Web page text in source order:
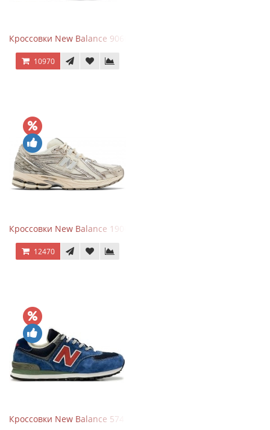
Кроссовки New Balance 9060 x Joe Freshgoods Dark Grey
10970
Кроссовки New Balance 1906R Arid Stone
12470
Кроссовки New Balance 574 Blue Black Red синий с красным